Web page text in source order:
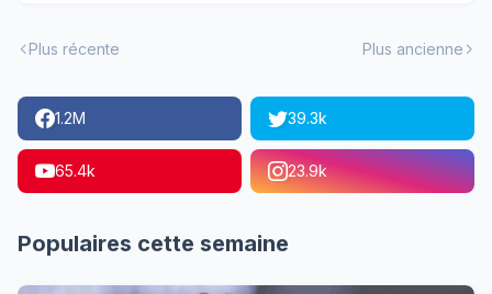
Plus récente Plus ancienne
1.2M 39.3k
65.4k 23.9k
Populaires cette semaine